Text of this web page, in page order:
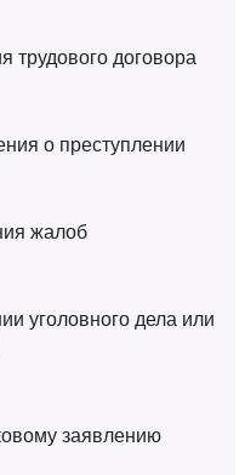
договора
о преступлении
жалоб
уголовного дела или
заявлению